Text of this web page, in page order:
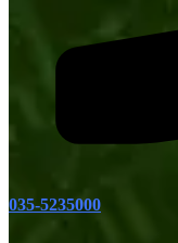
035-5235000